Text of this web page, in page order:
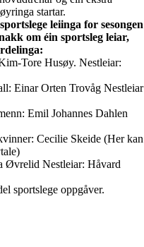
startar.
leiinga for sesongen
om éin sportsleg leiar,
Tore Husøy. Nestleiar:
Einar Orten Trovåg
Emil Johannes Dahlen
Cecilie Skeide (Her kan
Øvrelid Nestleiar: Håvard
sportslege oppgåver.